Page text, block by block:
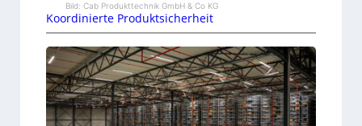
Bild: Cab Produkttechnik GmbH & Co KG
Koordinierte Produktsicherheit